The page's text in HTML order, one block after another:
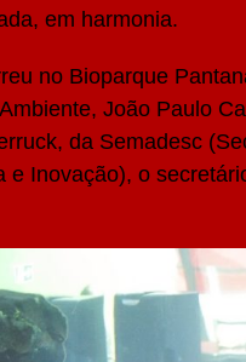
em harmonia.
no Bioparque
João Paulo
da Semadesc
e Inovação), o